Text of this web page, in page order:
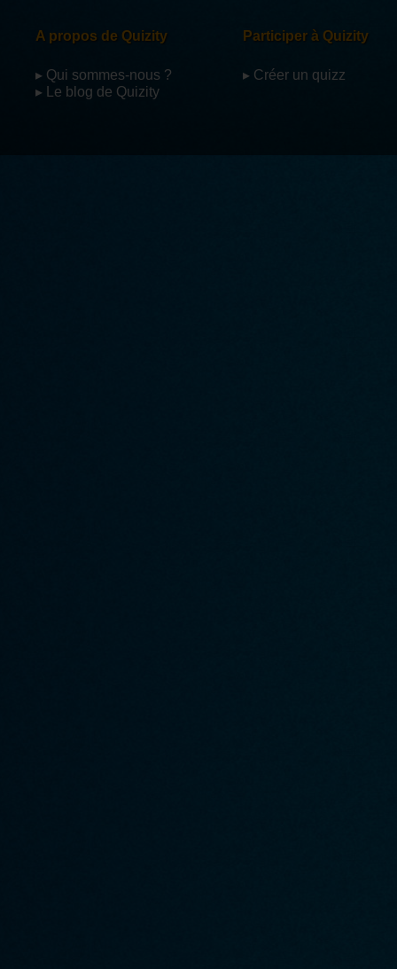
A propos de Quizity
▸ Qui sommes-nous ?
▸ Le blog de Quizity
Participer à Quizity
▸ Créer un quizz